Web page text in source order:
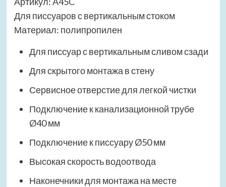
Для писсуаров с вертикальным стоком
Материал: полипропилен
Для писсуар с вертикальным сливом сзади
Для скрытого монтажа в стену
Сервисное отверстие для легкой чистки
Подключение к канализационной трубе
Ø40 мм
Подключение к писсуару Ø50 мм
Высокая скорость водоотвода
Наконечники для монтажа на месте